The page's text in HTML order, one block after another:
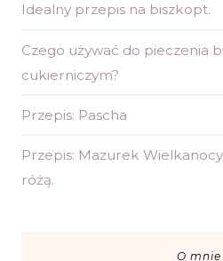
Idealny przepis na biszkopt.
Czego używać do pieczenia
cukierniczym?
Przepis: Pascha
Przepis: Mazurek
różą.
O mnie